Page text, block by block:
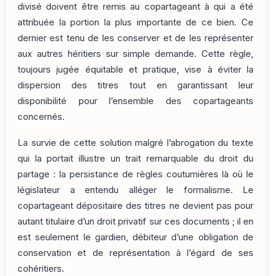
divisé doivent être remis au copartageant à qui a été
attribuée la portion la plus importante de ce bien. Ce
dernier est tenu de les conserver et de les représenter
aux autres héritiers sur simple demande. Cette règle,
toujours jugée équitable et pratique, vise à éviter la
dispersion des titres tout en garantissant leur
disponibilité pour l’ensemble des copartageants
concernés.
La survie de cette solution malgré l’abrogation du texte
qui la portait illustre un trait remarquable du droit du
partage : la persistance de règles coutumières là où le
législateur a entendu alléger le formalisme. Le
copartageant dépositaire des titres ne devient pas pour
autant titulaire d’un droit privatif sur ces documents ; il en
est seulement le gardien, débiteur d’une obligation de
conservation et de représentation à l’égard de ses
cohéritiers.